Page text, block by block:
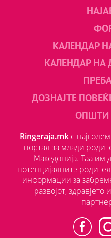
КАЛЕНДАР
КАЛЕНДАР НА
ДОЗНАЈТЕ
ОПШТИ
Ringeraja.mk е
портал за млади
Македонија. Таа им
потенцијалните
информации за
развојот, здравјето